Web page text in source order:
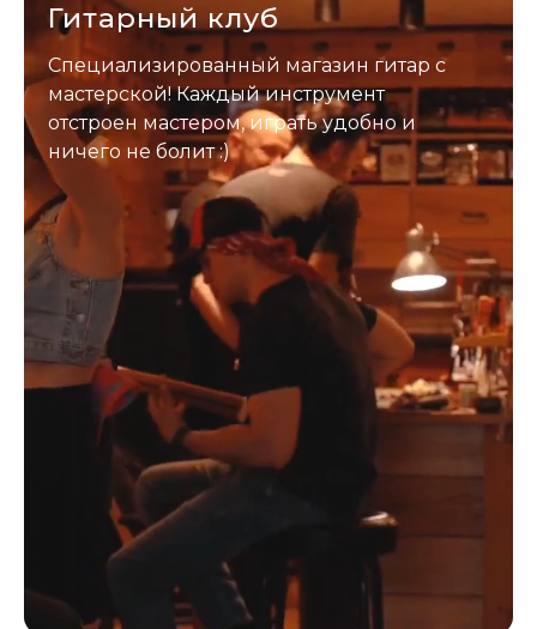
Гитарный клуб
Специализированный магазин гитар с
мастерской! Каждый инструмент
отстроен мастером, играть удобно и
ничего не болит :)